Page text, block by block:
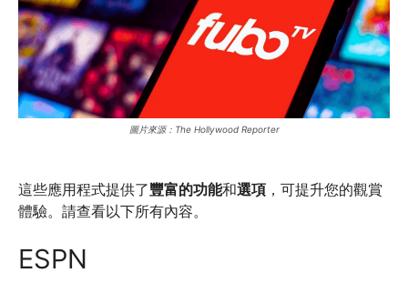
圖片來源：The Hollywood Reporter
這些應用程式提供了豐富的功能和選項 ，可提升您的觀賞
體驗。請查看以下所有內容。
ESPN